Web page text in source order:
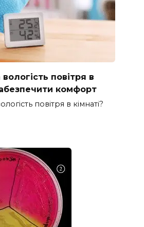
повітря в
комфорт
повітря в кімнаті?